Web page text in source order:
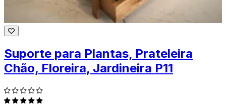
Suporte para Plantas, Prateleira
Chão, Floreira, Jardineira P11